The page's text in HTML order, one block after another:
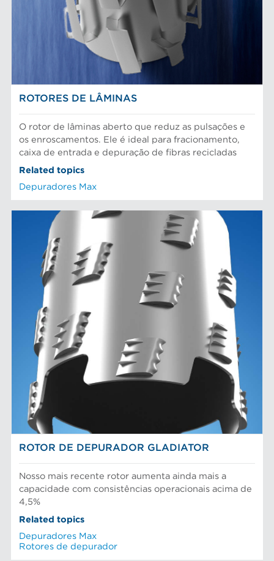
ROTORES DE LÂMINAS
O rotor de lâminas aberto que reduz as pulsações e
os enroscamentos. Ele é ideal para fracionamento,
caixa de entrada e depuração de fibras recicladas
Related topics
Depuradores Max
ROTOR DE DEPURADOR GLADIATOR
Nosso mais recente rotor aumenta ainda mais a
capacidade com consistências operacionais acima de
4,5%
Related topics
Depuradores Max
Rotores de depurador